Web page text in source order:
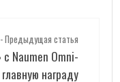
- Предыдущая статья
Naumen Omni-
награду